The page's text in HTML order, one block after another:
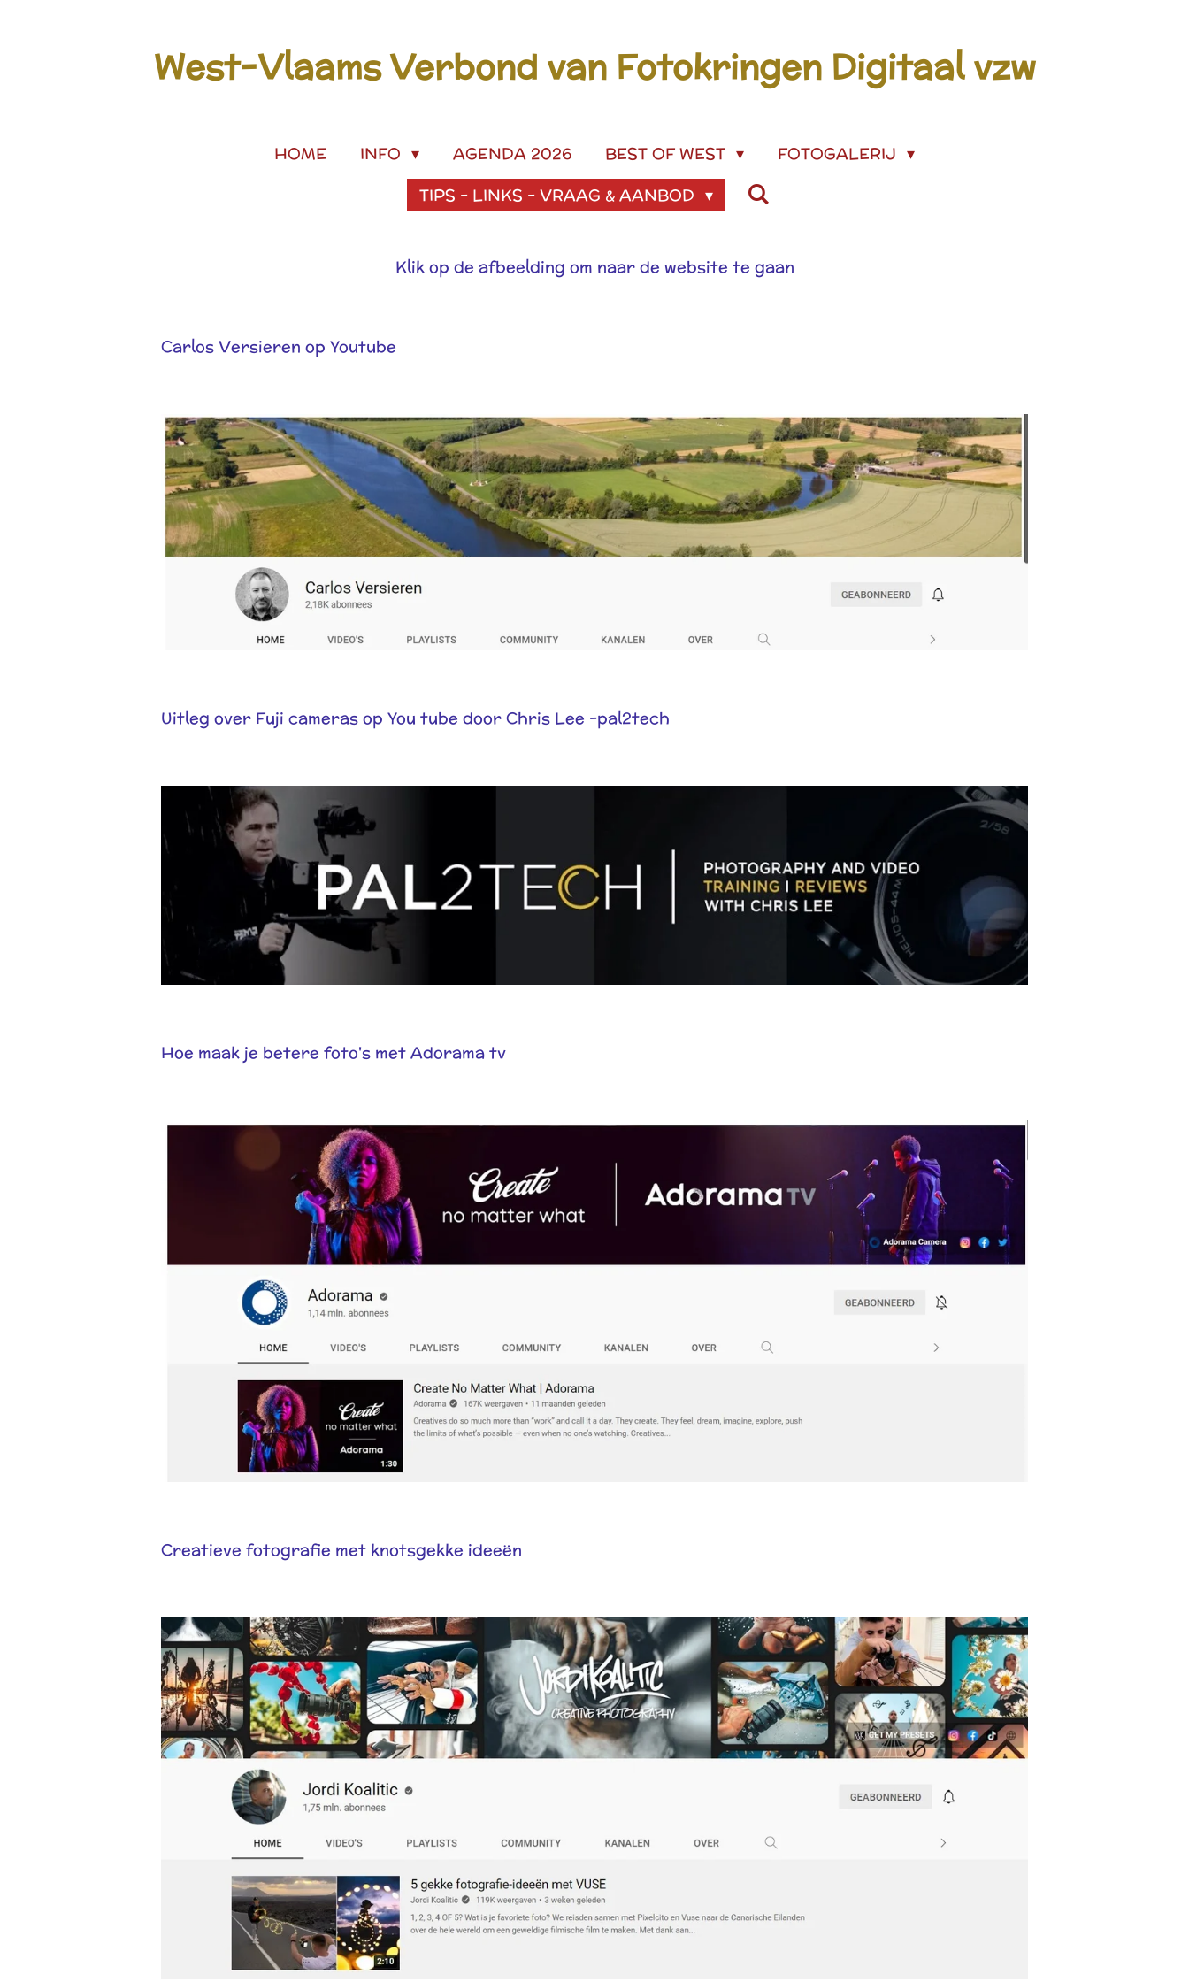
West-Vlaams Verbond van Fotokringen Digitaal vzw
HOME INFO AGENDA 2026 BEST OF WEST
FOTOGALERIJ
TIPS - LINKS - VRAAG & AANBOD
Klik op de afbeelding om naar de website te gaan
Carlos Versieren op Youtube
Uitleg over Fuji cameras op You tube door Chris Lee -pal2tech
Hoe maak je betere foto's met Adorama tv
Creatieve fotografie met knotsgekke ideeën